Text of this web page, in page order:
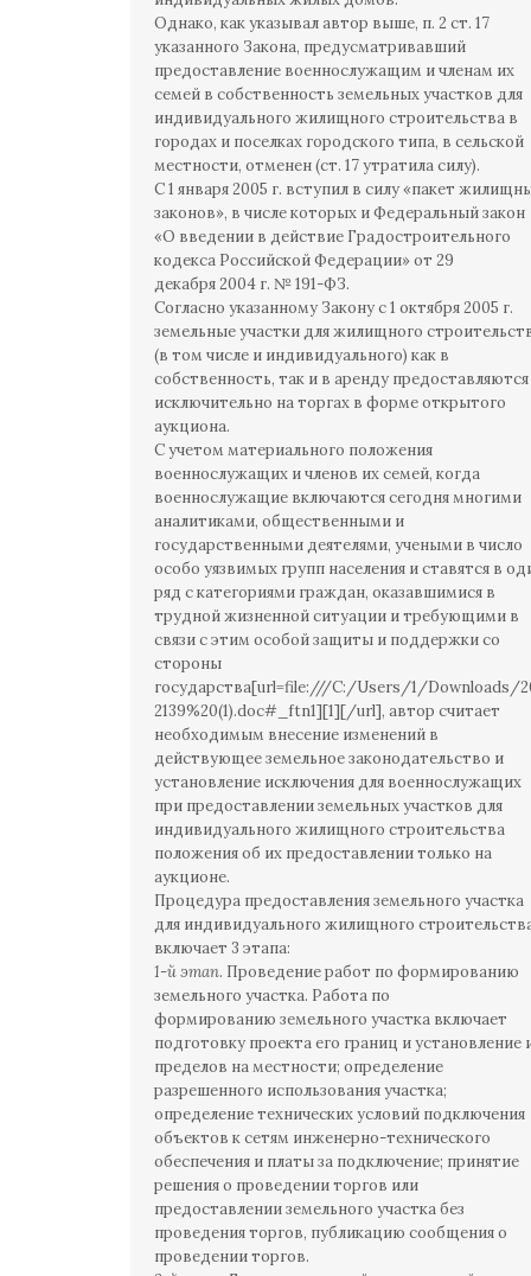
Однако, как указывал автор выше, п. 2 ст. 17
указанного Закона, предусматривавший
предоставление военнослужащим и членам их
семей в собственность земельных участков для
индивидуального жилищного строительства в
городах и поселках городского типа, в сельской
местности, отменен (ст. 17 утратила силу).
С 1 января 2005 г. вступил в силу «пакет
законов», в числе которых и Федеральный закон
«О введении в действие Градостроительного
кодекса Российской Федерации» от 29
декабря 2004 г. № 191-ФЗ.
Согласно указанному Закону с 1 октября 2005 г.
земельные участки для жилищного
(в том числе и индивидуального) как в
собственность, так и в аренду предоставляются
исключительно на торгах в форме открытого
аукциона.
С учетом материального положения
военнослужащих и членов их семей, когда
военнослужащие включаются сегодня многими
аналитиками, общественными и
государственными деятелями, учеными в число
особо уязвимых групп населения и ставятся в
ряд с категориями граждан, оказавшимися в
трудной жизненной ситуации и требующими в
связи с этим особой защиты и поддержки со
стороны
государства[url=file:///C:/Users/1/Downloads/
2139%20(1).doc#_ftn1][1][/url], автор считает
необходимым внесение изменений в
действующее земельное законодательство и
установление исключения для военнослужащих
при предоставлении земельных участков для
индивидуального жилищного строительства
положения об их предоставлении только на
аукционе.
Процедура предоставления земельного участка
для индивидуального жилищного
включает 3 этапа:
1-й этап. Проведение работ по формированию
земельного участка. Работа по
формированию земельного участка включает
подготовку проекта его границ и установление
пределов на местности; определение
разрешенного использования участка;
определение технических условий подключения
объектов к сетям инженерно-технического
обеспечения и платы за подключение; принятие
решения о проведении торгов или
предоставлении земельного участка без
проведения торгов, публикацию сообщения о
проведении торгов.